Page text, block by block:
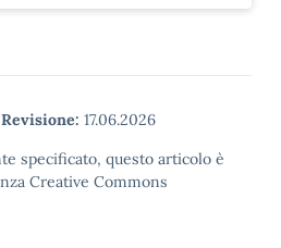
Revisione: 17.06.2026
specificato, questo articolo è
Creative Commons